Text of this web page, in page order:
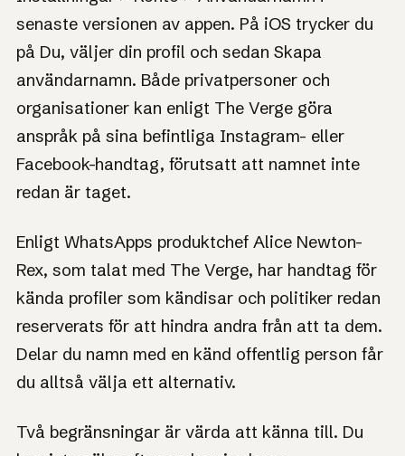
senaste versionen av appen. På iOS trycker du
på Du, väljer din profil och sedan Skapa
användarnamn. Både privatpersoner och
organisationer kan enligt The Verge göra
anspråk på sina befintliga Instagram- eller
Facebook-handtag, förutsatt att namnet inte
redan är taget.
Enligt WhatsApps produktchef Alice Newton-
Rex, som talat med The Verge, har handtag för
kända profiler som kändisar och politiker redan
reserverats för att hindra andra från att ta dem.
Delar du namn med en känd offentlig person får
du alltså välja ett alternativ.
Två begränsningar är värda att känna till. Du